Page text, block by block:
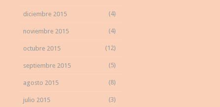
diciembre 2015 (4)
noviembre 2015 (4)
octubre 2015 (12)
septiembre 2015 (5)
agosto 2015 (8)
julio 2015 (3)